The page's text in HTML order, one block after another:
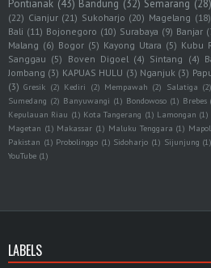
Pontianak (43) Bandung (32) Semarang (28)
(22) Cianjur (21) Sukoharjo (20) Magelang (18)
Bali (11) Bojonegoro (10) Surabaya (9) Banjar
Malang (6) Bogor (5) Kayong Utara (5) Kubu
Sanggau (5) Boven Digoel (4) Sintang (4)
Jombang (3) KAPUAS HULU (3) Nganjuk (3)
(3) Gresik (2) Kediri (2) Mempawah (2) Salatiga (2)
Sumedang (2) Banyuwangi (1) Bondowoso (1) Brebes
Kepulauan Riau (1) Kota Tangerang (1) Lamongan (1)
Magetan (1) Makassar (1) Maluku Tenggara (1)
Pakistan (1) Probolinggo (1) Sidoharjo (1) Sijunjung (1)
YouTube (1)
LABELS